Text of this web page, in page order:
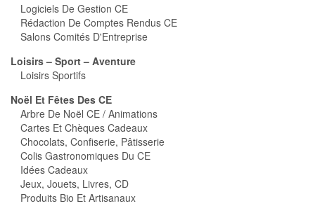
Logiciels De Gestion CE
Rédaction De Comptes Rendus CE
Salons Comités D'Entreprise
Loisirs – Sport – Aventure
Loisirs Sportifs
Noël Et Fêtes Des CE
Arbre De Noël CE / Animations
Cartes Et Chèques Cadeaux
Chocolats, Confiserie, Pâtisserie
Colis Gastronomiques Du CE
Idées Cadeaux
Jeux, Jouets, Livres, CD
Produits Bio Et Artisanaux